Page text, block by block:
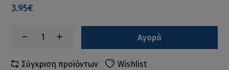
3.95€
Αγορά
Σύγκριση προϊόντων Wishlist